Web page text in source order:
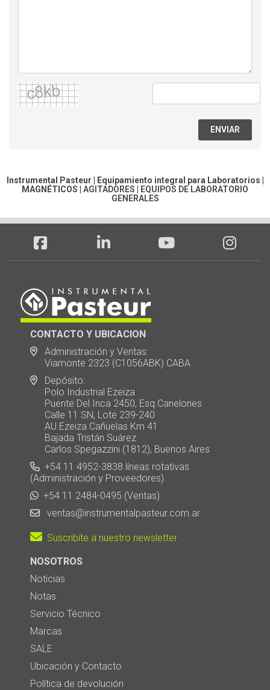
ENVIAR
Instrumental Pasteur | Equipamiento integral para Laboratorios |
MAGNÉTICOS
AGITADORES
EQUIPOS DE LABORATORIO
GENERALES
CONTACTO Y UBICACION
Administración y Ventas:
Viamonte 2323 (C1056ABK) CABA
Depósito:
Polo Industrial Ezeiza
Puente Del Inca 2450, Esq.Canelones
Calle 11 SN, Lote 239-240
AU Ezeiza Cañuelas Km 41
Bajada Tristán Suárez
Carlos Spegazzini (1812), Buenos Aires
+54 11 4952-3838 líneas rotativas
(Administración y Proveedores)
+54 11 2484-0495 (Ventas)
ventas@instrumentalpasteur.com.ar
Suscribite a nuestro newsletter
NOSOTROS
Noticias
Notas
Servicio Técnico
Marcas
SALE
Ubicación y Contacto
Política de devolución